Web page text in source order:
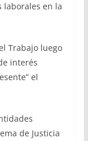
laborales en la
Trabajo luego
interés
el
de Justicia